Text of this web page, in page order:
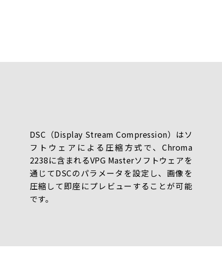
DSC（Display Stream Compression）はソ
フトウェアによる圧縮方式で、Chroma
2238に含まれるVPG Masterソフトウェアを
通じてDSCのパラメータを設定し、画像を
圧縮して即座にプレビューすることが可能
です。